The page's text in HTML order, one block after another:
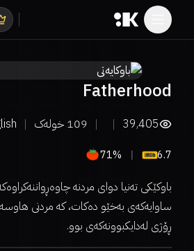
Fatherhood
39,405
109 خولەک
6.7
71%
باوکێکی تەنیا دوای مردنە
ساوایەکەی بەخێو دەکات، کە مردنی
ڕۆژی لەدایکبوونەکەی بوو.